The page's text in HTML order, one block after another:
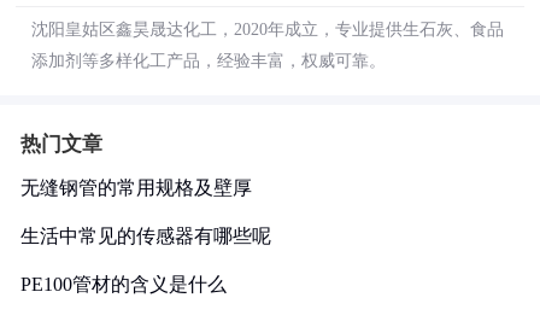
沈阳皇姑区鑫昊晟达化工，2020年成立，专业提供生石灰、食品
添加剂等多样化工产品，经验丰富，权威可靠。
热门文章
无缝钢管的常用规格及壁厚
生活中常见的传感器有哪些呢
PE100管材的含义是什么